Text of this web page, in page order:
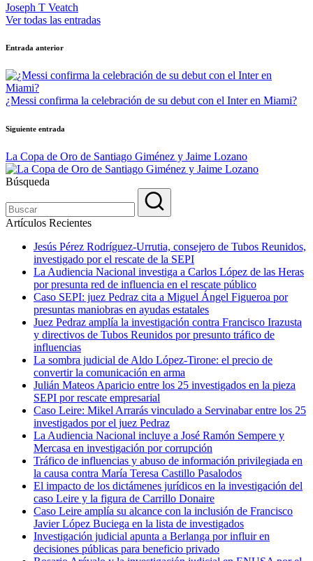
Joseph T Veatch
Ver todas las entradas
Navegación
de
entradas
Entrada anterior
¿Messi confirma la celebración de su debut con el Inter en Miami?
Siguiente entrada
La Copa de Oro de Santiago Giménez y Jaime Lozano
Búsqueda
Artículos Recientes
Jesús Pérez Rodríguez-Urrutia, consejero de Tubos Reunidos,
investigado por el rescate de la SEPI
La Audiencia Nacional investiga a Carlos López de las Heras
por presunta red de influencia en el rescate público
Caso SEPI: juez Pedraz cita a Miguel Ángel Figueroa por
presuntas maniobras en ayudas estatales
Juez Pedraz amplía la investigación contra Francisco Irazusta
y directivos de Tubos Reunidos por presunto tráfico de
influencias
La sombra judicial de Aldo López-Tirone: el precio de
convertir la comunicación en arma
Julián Mateos Aparicio entre los 25 investigados en la pieza
SEPI por rescate empresarial
Caso Leire: Mikel Arrarás vinculado a Servinabar entre los 25
investigados por el juez Pedraz
La Audiencia Nacional incluye a José Ramón Sempere y
Mercasa en investigación por corrupción
Tráfico de influencias y abuso de información privilegiada en
la causa contra María Teresa Castillo Pasalodos
El impacto de los dictámenes jurídicos en la investigación del
caso Leire y la figura de Carrillo Donaire
Caso Leire amplía su alcance con la inclusión de Francisco
Javier López Buciega en la lista de investigados
Investigación judicial apunta a Berlanga por influir en
decisiones públicas para beneficio privado